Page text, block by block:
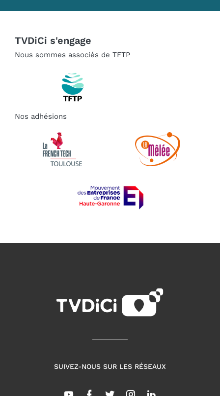
TVDiCi s'engage
Nous sommes associés de TFTP
Nos adhésions
SUIVEZ-NOUS SUR LES RÉSEAUX